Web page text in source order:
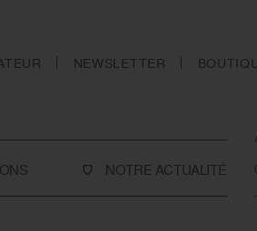
NEWSLETTER
NOTRE ACTUALITÉ